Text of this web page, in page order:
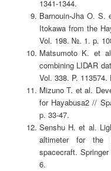
1341-1344.
Barnouin-Jha O. S.
Itokawa from the
Vol. 198. №. 1. p.
Matsumoto K. et
combining LIDAR
Vol. 338. P.
Mizuno T. et al.
for Hayabusa2 //
p. 33-47.
Senshu H. et al.
altimeter for the
spacecraft.
6.